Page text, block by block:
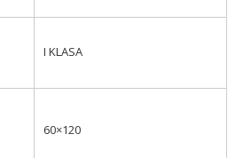
I KLASA
60×120